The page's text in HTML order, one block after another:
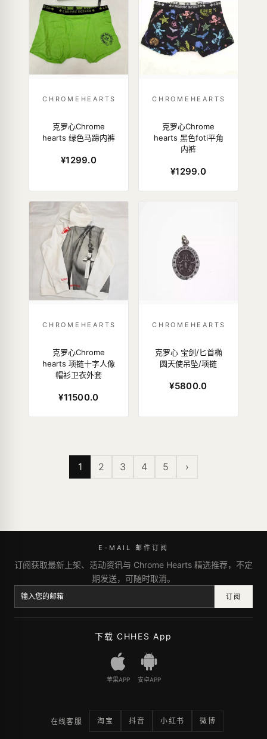
CHROMEHEARTS
克罗心Chrome
hearts 绿色马蹄内裤
¥1299.0
CHROMEHEARTS
克罗心Chrome
hearts 黑色foti平角
内裤
¥1299.0
CHROMEHEARTS
克罗心Chrome
hearts 项链十字人像
帽衫卫衣外套
¥11500.0
CHROMEHEARTS
克罗心 宝剑/匕首椭
圆天使吊坠/项链
¥5800.0
1 2 3 4 5 ›
E-MAIL 邮件订阅
订阅获取最新上架、活动资讯与 Chrome Hearts 精选推荐，不定
期发送，可随时取消。
订阅
下载 CHHES App
苹果APP 安卓APP
在线客服 淘宝 抖音 小红书 微博